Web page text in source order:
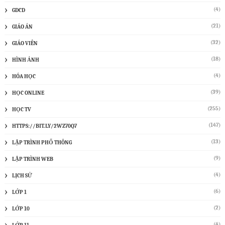
GDCD (4)
GIÁO ÁN (21)
GIÁO VIÊN (32)
HÌNH ẢNH (18)
HÓA HỌC (4)
HỌC ONLINE (39)
HỌC TV (255)
HTTPS://BIT.LY/2WZ70Q7 (147)
LẬP TRÌNH PHỔ THÔNG (13)
LẬP TRÌNH WEB (9)
LỊCH SỬ (4)
LỚP 1 (6)
LỚP 10 (2)